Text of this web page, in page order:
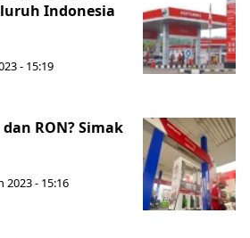
Indonesia
- 15:19
RON? Simak
2023 - 15:16